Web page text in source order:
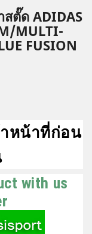
สตั๊ด ADIDAS
MULTI-
FUSION
หน้าที่ก่อน
with us